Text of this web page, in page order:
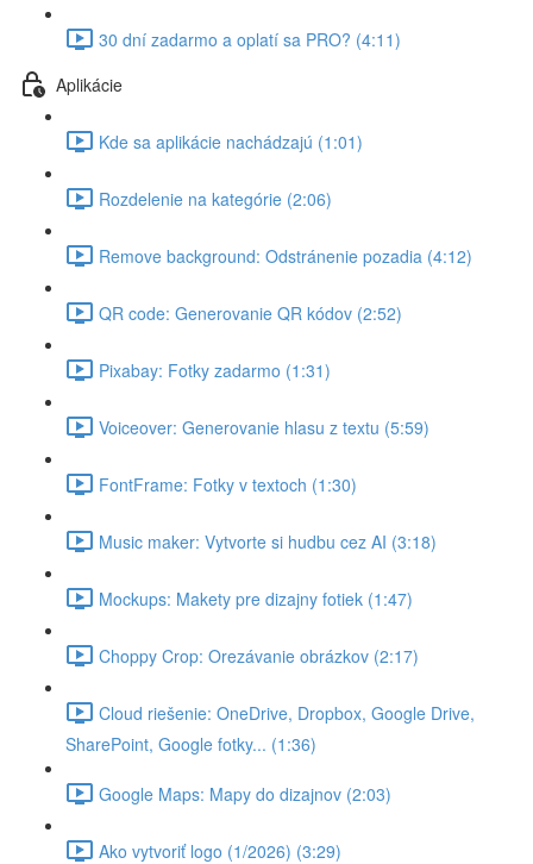
30 dní zadarmo a oplatí sa PRO? (4:11)
Aplikácie
Kde sa aplikácie nachádzajú (1:01)
Rozdelenie na kategórie (2:06)
Remove background: Odstránenie pozadia (4:12)
QR code: Generovanie QR kódov (2:52)
Pixabay: Fotky zadarmo (1:31)
Voiceover: Generovanie hlasu z textu (5:59)
FontFrame: Fotky v textoch (1:30)
Music maker: Vytvorte si hudbu cez AI (3:18)
Mockups: Makety pre dizajny fotiek (1:47)
Choppy Crop: Orezávanie obrázkov (2:17)
Cloud riešenie: OneDrive, Dropbox, Google Drive,
SharePoint, Google fotky... (1:36)
Google Maps: Mapy do dizajnov (2:03)
Ako vytvoriť logo (1/2026) (3:29)